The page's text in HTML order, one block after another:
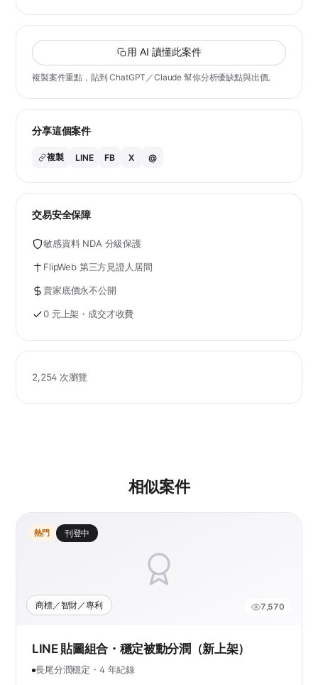
用 AI 讀懂此案件
複製案件重點，貼到 ChatGPT／Claude 幫你分析優缺點與出價。
分享這個案件
複製 LINE FB X @
交易安全保障
敏感資料 NDA 分級保護
FlipWeb 第三方見證人居間
賣家底價永不公開
0 元上架・成交才收費
2,254 次瀏覽
相似案件
熱門 刊登中
商標／智財／專利 7,570
LINE 貼圖組合・穩定被動分潤（新上架）
長尾分潤穩定・4 年紀錄